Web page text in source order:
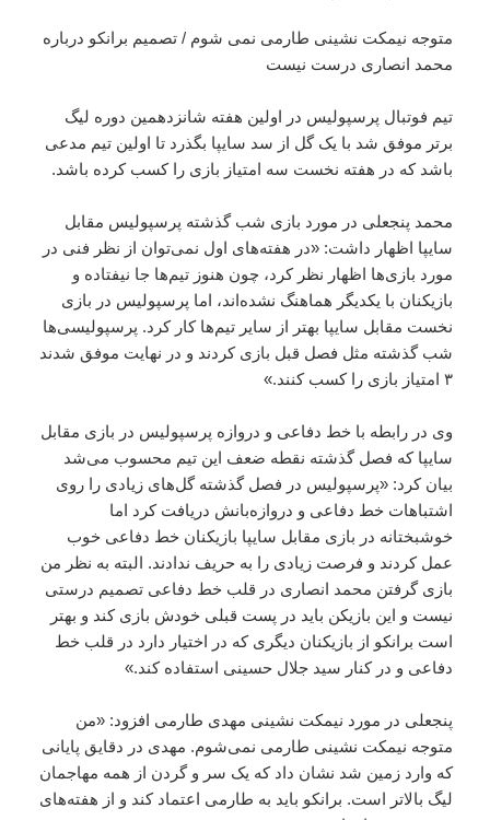
متوجه نیمکت نشینی طارمی نمی شوم / تصمیم برانکو درباره
محمد انصاری درست نیست
تیم فوتبال پرسپولیس در اولین هفته شانزدهمین دوره لیگ
برتر موفق شد با یک گل از سد سایپا بگذرد تا اولین تیم مدعی
باشد که در هفته نخست سه امتیاز بازی را کسب کرده باشد.
محمد پنجعلی در مورد بازی شب گذشته پرسپولیس مقابل
سایپا اظهار داشت: «در هفته‌های اول نمی‌توان از نظر فنی در
مورد بازی‌ها اظهار نظر کرد، چون هنوز تیم‌ها جا نیفتاده‌ و
بازیکنان با یکدیگر هماهنگ نشده‌اند، اما پرسپولیس در بازی
نخست مقابل سایپا بهتر از سایر تیم‌ها کار کرد. پرسپولیسی‌ها
شب گذشته مثل فصل قبل بازی کردند و در نهایت موفق شدند
۳ امتیاز بازی را کسب کنند.»
وی در رابطه با خط دفاعی و دروازه پرسپولیس در بازی مقابل
سایپا که فصل گذشته نقطه ضعف این تیم محسوب می‌شد
بیان کرد: «پرسپولیس در فصل گذشته گل‌های زیادی را روی
اشتباهات خط دفاعی و دروازه‌بانش دریافت کرد اما
خوشبختانه در بازی مقابل سایپا بازیکنان خط دفاعی خوب
عمل کردند و فرصت زیادی را به حریف ندادند. البته به نظر من
بازی گرفتن محمد انصاری در قلب خط دفاعی تصمیم درستی
نیست و این بازیکن باید در پست قبلی خودش بازی کند و بهتر
است برانکو از بازیکنان دیگری که در اختیار دارد در قلب خط
دفاعی و در کنار سید جلال حسینی استفاده کند.»
پنجعلی در مورد نیمکت نشینی مهدی طارمی افزود: «من
متوجه نیمکت نشینی طارمی نمی‌شوم. مهدی در دقایق پایانی
که وارد زمین شد نشان داد که یک سر و گردن از همه مهاجمان
لیگ بالاتر است. برانکو باید به طارمی اعتماد کند و از هفته‌های